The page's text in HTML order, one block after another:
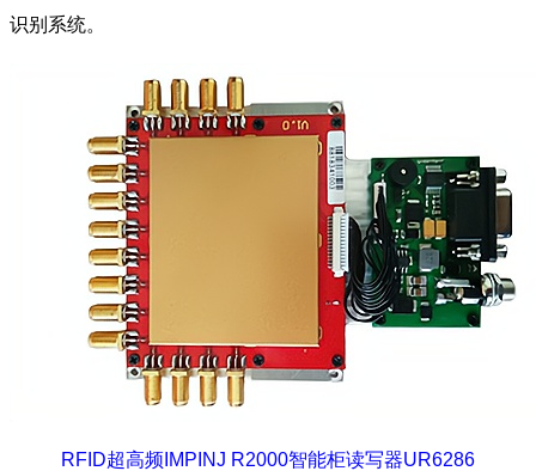
识别系统。
RFID超高频IMPINJ R2000智能柜读写器UR6286